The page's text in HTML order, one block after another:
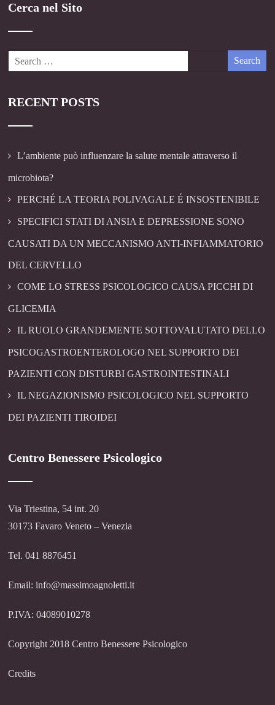
Cerca nel Sito
RECENT POSTS
L’ambiente può influenzare la salute mentale attraverso il
microbiota?
PERCHÉ LA TEORIA POLIVAGALE É INSOSTENIBILE
SPECIFICI STATI DI ANSIA E DEPRESSIONE SONO
CAUSATI DA UN MECCANISMO ANTI-INFIAMMATORIO
DEL CERVELLO
COME LO STRESS PSICOLOGICO CAUSA PICCHI DI
GLICEMIA
IL RUOLO GRANDEMENTE SOTTOVALUTATO DELLO
PSICOGASTROENTEROLOGO NEL SUPPORTO DEI
PAZIENTI CON DISTURBI GASTROINTESTINALI
IL NEGAZIONISMO PSICOLOGICO NEL SUPPORTO
DEI PAZIENTI TIROIDEI
Centro Benessere Psicologico
Via Triestina, 54 int. 20
30173 Favaro Veneto – Venezia
Tel. 041 8876451
Email: info@massimoagnoletti.it
P.IVA: 04089010278
Copyright 2018 Centro Benessere Psicologico
Credits